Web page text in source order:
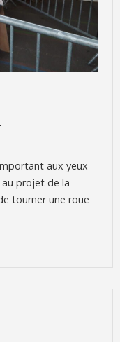
aux yeux
au projet de la
tourner une roue